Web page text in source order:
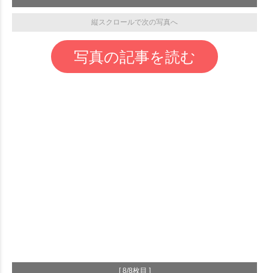
縦スクロールで次の写真へ
写真の記事を読む
[ 8/8枚目 ]